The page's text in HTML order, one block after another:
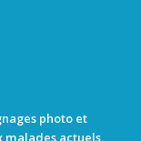
photo et
malades actuels